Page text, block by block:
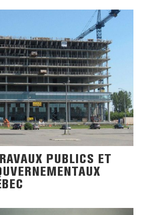
PUBLICS ET